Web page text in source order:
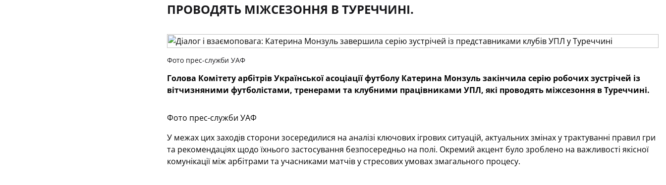
ПРОВОДЯТЬ МІЖСЕЗОННЯ В ТУРЕЧЧИНІ.
Фото прес-служби УАФ
Голова Комітету арбітрів Української асоціації футболу Катерина Монзуль закінчила серію робочих зустрічей із
вітчизняними футболістами, тренерами та клубними працівниками УПЛ, які проводять міжсезоння в Туреччині.
Фото прес-служби УАФ
У межах цих заходів сторони зосередилися на аналізі ключових ігрових ситуацій, актуальних змінах у трактуванні правил гри
та рекомендаціях щодо їхнього застосування безпосередньо на полі. Окремий акцент було зроблено на важливості якісної
комунікації між арбітрами та учасниками матчів у стресових умовах змагального процесу.